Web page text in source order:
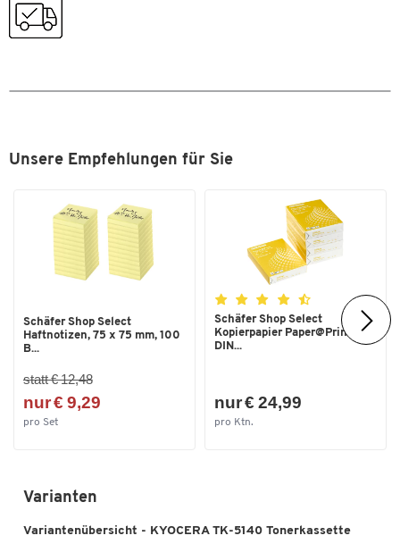
Farben
Unsere Empfehlungen für Sie
Schäfer Shop Select
Haftnotizen, 75 x 75 mm, 100
B...
statt € 12,48
nur € 9,29
pro Set
Schäfer Shop Select
Kopierpapier Paper@Print,
DIN...
nur € 24,99
pro Ktn.
Varianten
Variantenübersicht - KYOCERA TK-5140 Tonerkassette